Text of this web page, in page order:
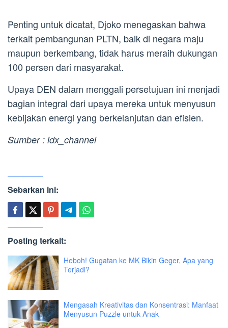
Penting untuk dicatat, Djoko menegaskan bahwa
terkait pembangunan PLTN, baik di negara maju
maupun berkembang, tidak harus meraih dukungan
100 persen dari masyarakat.
Upaya DEN dalam menggali persetujuan ini menjadi
bagian integral dari upaya mereka untuk menyusun
kebijakan energi yang berkelanjutan dan efisien.
Sumber : idx_channel
Sebarkan ini:
Posting terkait:
Heboh! Gugatan ke MK Bikin Geger, Apa yang
Terjadi?
Mengasah Kreativitas dan Konsentrasi: Manfaat
Menyusun Puzzle untuk Anak